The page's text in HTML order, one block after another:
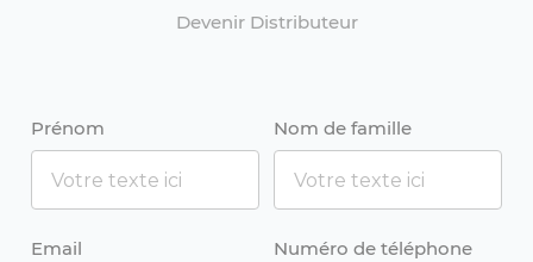
Devenir Distributeur
Prénom Nom de famille
Email Numéro de téléphone